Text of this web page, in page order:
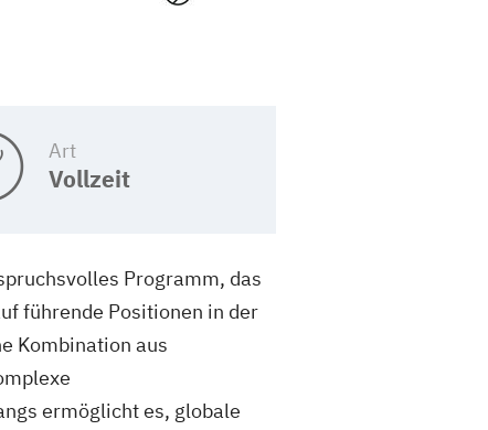
Art
Vollzeit
Programm, das
führende Positionen in der
Kombination aus
ermöglicht es, globale